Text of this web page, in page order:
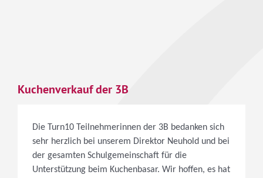
Kuchenverkauf der 3B
Die Turn10 Teilnehmerinnen der 3B bedanken sich
sehr herzlich bei unserem Direktor Neuhold und bei
der gesamten Schulgemeinschaft für die
Unterstützung beim Kuchenbasar. Wir hoffen, es hat